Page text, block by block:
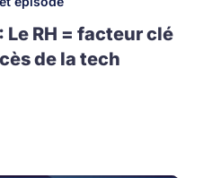
Le RH = facteur clé
de la tech